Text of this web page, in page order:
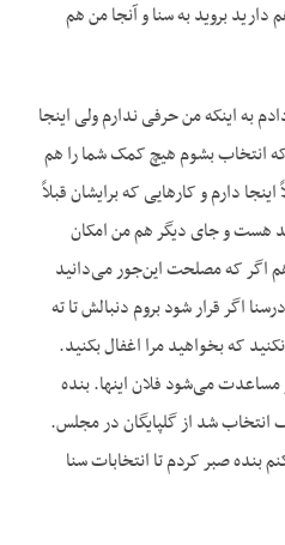
بروید به سنا و آنجا من هم
به اینکه من حرفی ندارم ولی اینجا
بشوم هیچ کمک شما را هم
دارم و کارهایی که برایشان قبلاً
هست و جای دیگر هم من امکان
اگر که مصلحت این‌جور می‌دانید
اگر قرار شود بروم دنبالش تا ته
که بخواهید مرا اغفال بکنید.
می‌شود فلان اینها. بنده
انتخاب شد از گلپایگان در مجلس.
صبر کردم تا انتخابات سنا